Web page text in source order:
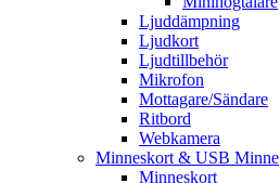
Ljuddämpning
Ljudkort
Ljudtillbehör
Mikrofon
Mottagare/Sändare
Ritbord
Webkamera
Minneskort & USB Minne
Minneskort